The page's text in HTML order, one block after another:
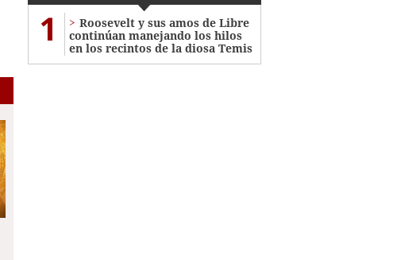
1
Roosevelt y sus amos de Libre
continúan manejando los hilos
en los recintos de la diosa Temis